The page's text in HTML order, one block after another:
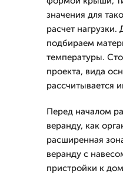
значения для
расчет
подбираем
температуры.
проекта, вида
рассчитывается
Перед началом
веранду, как
расширенная
веранду с
пристройки к